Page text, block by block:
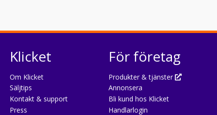
Klicket
Om Klicket
Säljtips
Kontakt & support
Press
För företag
Produkter & tjänster
Annonsera
Bli kund hos Klicket
Handlarlogin